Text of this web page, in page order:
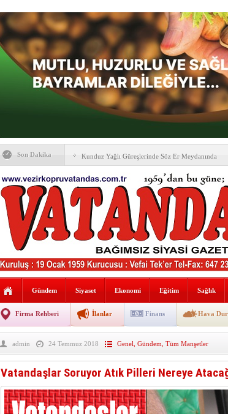
Son Dakika Kunduz Yağlı Güreşlerinde Söz Er Meydanında
Ankara & Vezirköprü Platformu’ndan Vezirköprü
Kaymakamına ‘hayırlı olsun’ ziyareti
KAYBETTİKLERİMİZ
NÖBETÇİ ECZANELER
PTT Taşerona Geçiyor
Erhan Parlar vefat etti
BANA GÖRE
Vezirköprü CHP’de istifa depremi yaşandı!
Gündem Siyaset Ekonomi Eğitim Sağlık
Firma Rehberi İlanlar Finans Hava
admin 24 Temmuz 2018 Genel Gündem Tüm Manşetler
Vatandaşlar Soruyor Atık Pilleri Nereye